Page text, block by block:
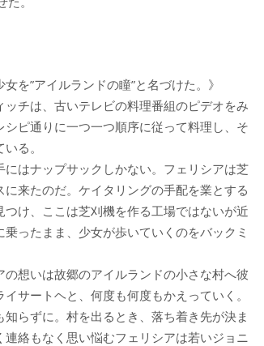
を”アイルランドの瞳”と名づけた。》
チは、古いテレビの料理番組のピデオをみ
ピ通りに一つ一つ順序に従って料理し、そ
る。
はナップサックしかない。フェリシアは芝
来たのだ。ケイタリングの手配を業とする
け、ここは芝刈機を作る工場ではないが近
ったまま、少女が歩いていくのをバックミ
想いは故郷のアイルランドの小さな村へ彼
サートヘと、何度も何度もかえっていく。
らずに。村を出るとき、落ち着き先が決ま
絡もなく思い悩むフェリシアは若いジョニ